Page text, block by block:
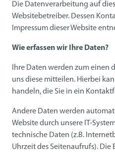
Die Datenverarbeitung auf
Websitebetreiber. Dessen
Impressum dieser Website
Wie erfassen wir Ihre Daten?
Ihre Daten werden zum einen
uns diese mitteilen. Hierbei
handeln, die Sie in ein
Andere Daten werden
Website durch unsere IT-
technische Daten (z.B.
Uhrzeit des Seitenaufrufs). Die